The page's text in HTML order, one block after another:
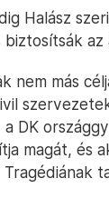
Halász
nem más
DK
magát, és